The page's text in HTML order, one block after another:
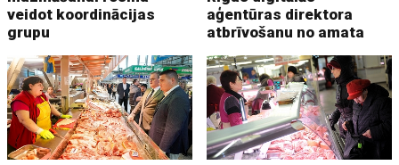
veidot koordinācijas
grupu
aģentūras direktora
atbrīvošanu no amata